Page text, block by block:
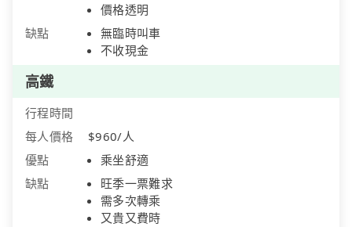
價格透明
缺點
無臨時叫車
不收現金
高鐵
行程時間
每人價格
$960/人
優點
乘坐舒適
缺點
旺季一票難求
需多次轉乘
又貴又費時